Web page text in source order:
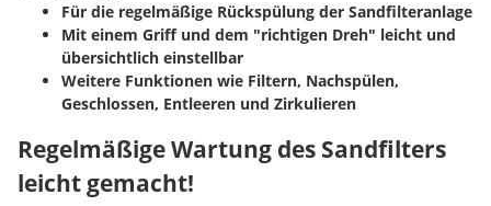
Für die regelmäßige Rückspülung der Sandfilteranlage
Mit einem Griff und dem "richtigen Dreh" leicht und
übersichtlich einstellbar
Weitere Funktionen wie Filtern, Nachspülen,
Geschlossen, Entleeren und Zirkulieren
Regelmäßige Wartung des Sandfilters
leicht gemacht!